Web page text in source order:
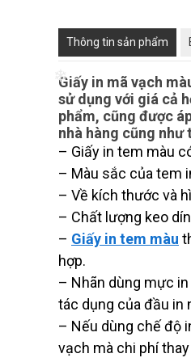
Thông tin sản phẩm
Giấy in mã vạch
sử dụng với giá cả
phẩm, cũng được
nhà hàng cũng
– Giấy in tem màu
– Màu sắc của tem
– Về kích thước và
– Chất lượng keo
– Giấy in tem màu
hợp.
– Nhãn dùng mực
tác dụng của đầu in
– Nếu dùng chế độ
vạch mà chi phí
❄